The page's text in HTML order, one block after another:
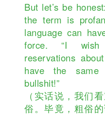
But let’s be
the term is
language can
force. “I
reservations
have the
bullshit!”
（实话说，我们
俗。毕竟，粗俗